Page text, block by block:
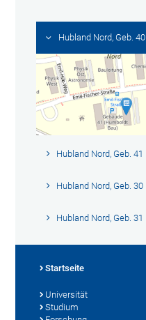
Hubland Nord, Geb. 40
Hubland Nord, Geb. 41
Hubland Nord, Geb. 30
Hubland Nord, Geb. 31
Startseite
Universität
Studium